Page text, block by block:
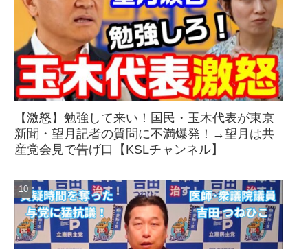
【激怒】勉強して来い！国民・玉木代表が東京
新聞・望月記者の質問に不満爆発！→望月は共
産党会見で告げ口【KSLチャンネル】